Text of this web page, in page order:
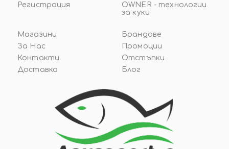
Регистрация
OWNER - технологии
за куки
Магазини
За Нас
Контакти
Доставка
Брандове
Промоции
Отстъпки
Блог